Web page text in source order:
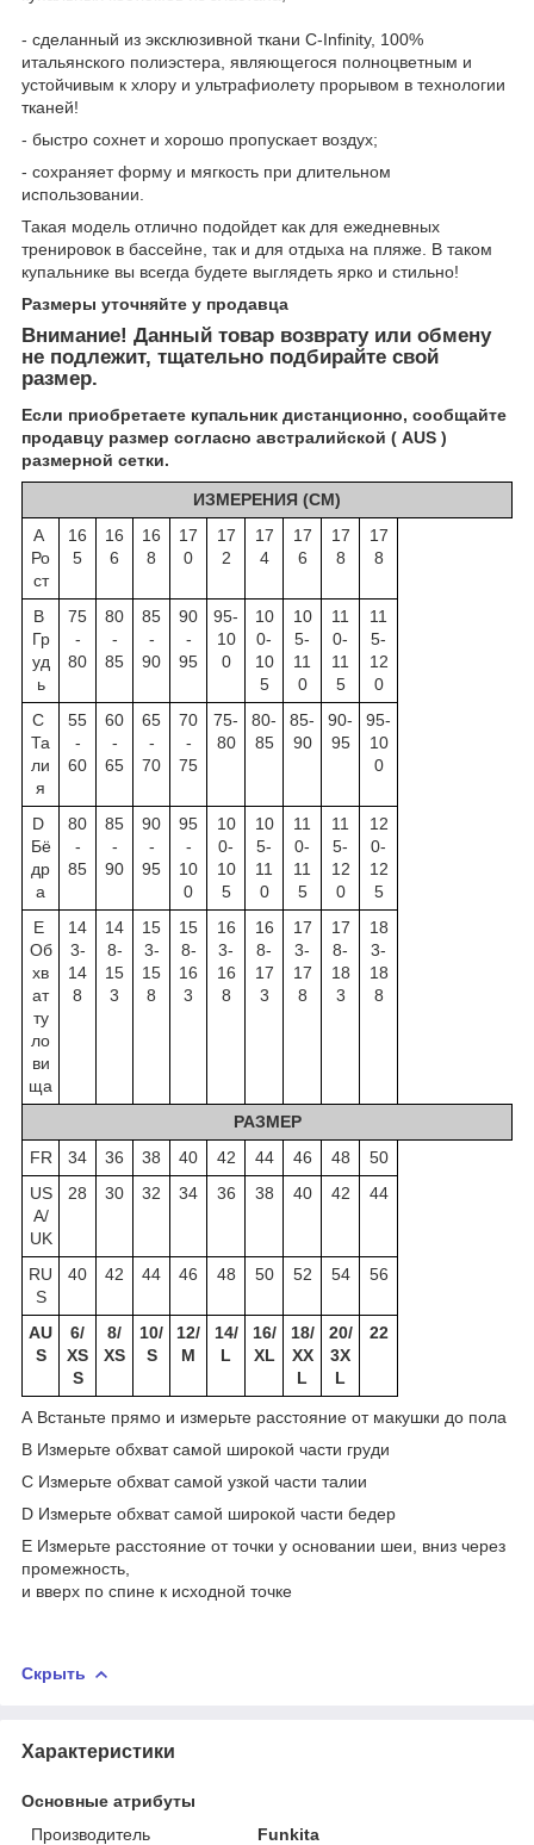
- сдeланный из эксклюзивной ткани С-Infinity, 100%
итальянского полиэстера, являющегося полноцветным и
устойчивым к хлору и ультрафиолету прорывом в технологии
тканей!
- быстро сохнет и хорошо пропускает воздух;
- сохраняет форму и мягкость при длительном
использовании.
Такая модель отлично подойдет как для ежедневных
тренировок в бассейне, так и для отдыха на пляже. В таком
купальнике вы всегда будете выглядеть ярко и стильно!
Размеры уточняйте у продавца
Внимание! Данный товар возврату или обмену
не подлежит, тщательно подбирайте свой
размер.
Если приобретаете купальник дистанционно, сообщайте
продавцу размер согласно австралийской ( AUS )
размерной сетки.
ИЗМЕРЕНИЯ (СМ)
А
Ро
ст
16
5
16
6
16
8
17
0
17
2
17
4
17
6
17
8
17
8
B
Гр
уд
ь
75
-
80
80
-
85
85
-
90
90
-
95
95-
10
0
10
0-
10
5
10
5-
11
0
11
0-
11
5
11
5-
12
0
C
Та
ли
я
55
-
60
60
-
65
65
-
70
70
-
75
75-
80
80-
85
85-
90
90-
95
95-
10
0
D
Бё
др
а
80
-
85
85
-
90
90
-
95
95
-
10
0
10
0-
10
5
10
5-
11
0
11
0-
11
5
11
5-
12
0
12
0-
12
5
E
Об
хв
ат
ту
ло
ви
ща
14
3-
14
8
14
8-
15
3
15
3-
15
8
15
8-
16
3
16
3-
16
8
16
8-
17
3
17
3-
17
8
17
8-
18
3
18
3-
18
8
РАЗМЕР
FR
34 36 38 40 42 44 46 48
50
US
A/
UK
28 30 32 34 36 38 40 42 44
RU
S
40 42 44 46 48 50 52 54 56
AU
S
6/
XS
S
8/
XS
10/
S
12/
M
14/
L
16/
XL
18/
XX
L
20/
3X
L
22
A Встаньте прямо и измерьте расстояние от макушки до пола
B Измерьте обхват самой широкой части груди
C Измерьте обхват самой узкой части талии
D Измерьте обхват самой широкой части бедер
E Измерьте расстояние от точки у основании шеи, вниз через
промежность,
и вверх по спине к исходной точке
Скрыть
Характеристики
Основные атрибуты
Производитель
Funkita